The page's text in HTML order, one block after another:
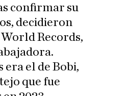
confirmar su
decidieron
Records,
era el de Bobi,
que fue